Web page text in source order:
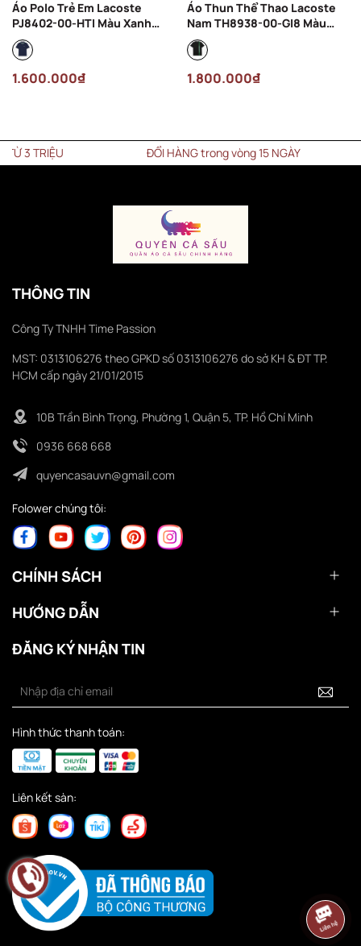
Áo Polo Trẻ Em Lacoste
PJ8402-00-HTI Màu Xanh
Navy
1.600.000₫
Áo Thun Thể Thao Lacoste
Nam TH8938-00-GI8 Màu
Đen
1.800.000₫
TRIỆU ĐỔI HÀNG trong vòng 15 NGÀY
THÔNG TIN
Công Ty TNHH Time Passion
MST: 0313106276 theo GPKD số 0313106276 do sở KH & ĐT TP.
HCM cấp ngày 21/01/2015
10B Trần Bình Trọng, Phường 1, Quận 5, TP. Hồ Chí Minh
0936 668 668
quyencasauvn@gmail.com
Folower chúng tôi:
CHÍNH SÁCH
HƯỚNG DẪN
ĐĂNG KÝ NHẬN TIN
Hình thức thanh toán:
Liên kết sàn: